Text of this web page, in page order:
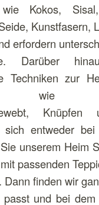
wie Kokos,
Kunstfasern,
erfordern
Darüber
Techniken zur
wie
Knüpfen
sich entweder
unserem Heim
passenden
Dann finden wir
passt und bei